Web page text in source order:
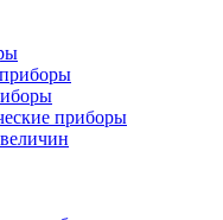
приборы